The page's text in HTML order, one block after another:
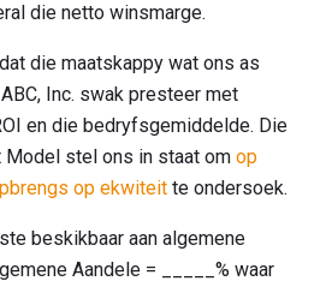
die netto winsmarge.
die maatskappy wat ons as
Inc. swak presteer met
en die bedryfsgemiddelde. Die
Model stel ons in staat om op
op ekwiteit te ondersoek.
beskikbaar aan algemene
Aandele = _____% waar